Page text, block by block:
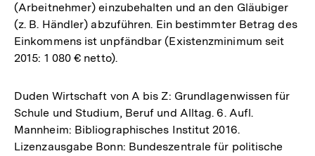
(Arbeitnehmer) einzubehalten und an den Gläubiger
(z. B. Händler) abzuführen. Ein bestimmter Betrag des
Einkommens ist unpfändbar (Existenzminimum seit
2015: 1 080 € netto).
Duden Wirtschaft von A bis Z: Grundlagenwissen für
Schule und Studium, Beruf und Alltag. 6. Aufl.
Mannheim: Bibliographisches Institut 2016.
Lizenzausgabe Bonn: Bundeszentrale für politische